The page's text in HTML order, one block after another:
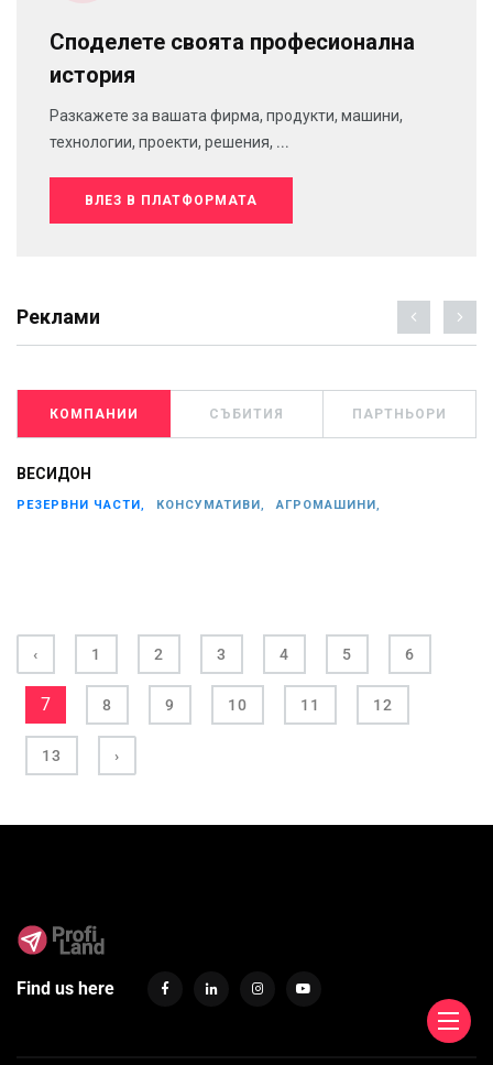
Споделете своята професионална
история
Разкажете за вашата фирма, продукти, машини,
технологии, проекти, решения, ...
ВЛЕЗ В ПЛАТФОРМАТА
Реклами
КОМПАНИИ СЪБИТИЯ ПАРТНЬОРИ
ВЕСИДОН
РЕЗЕРВНИ ЧАСТИ, КОНСУМАТИВИ, АГРОМАШИНИ,
‹ 1 2 3 4 5 6
7 8 9 10 11 12
13 ›
Find us here